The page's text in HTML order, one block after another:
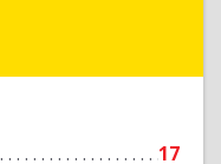
17
г, Белинского ул,